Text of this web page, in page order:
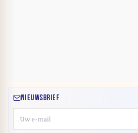
NIEUWSBRIEF